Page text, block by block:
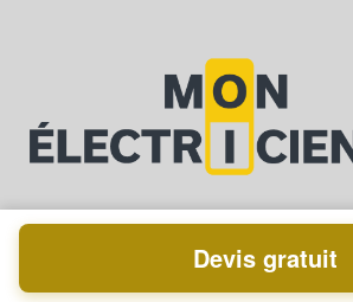
Powered byPlus que pro
Devis gratuit